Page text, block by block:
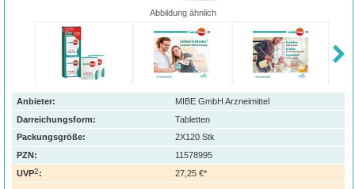
Abbildung ähnlich
Anbieter:
MIBE GmbH Arzneimittel
Darreichungsform:
Tabletten
Packungsgröße:
2X120 Stk
PZN:
11578995
UVP2: 27,25 €*